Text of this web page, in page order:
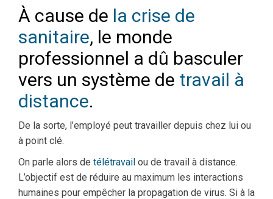
À cause de la crise de
sanitaire, le monde
professionnel a dû basculer
vers un système de travail à
distance.
De la sorte, l’employé peut travailler depuis chez lui ou
à point clé.
On parle alors de télétravail ou de travail à distance.
L’objectif est de réduire au maximum les interactions
humaines pour empêcher la propagation de virus. Si à la